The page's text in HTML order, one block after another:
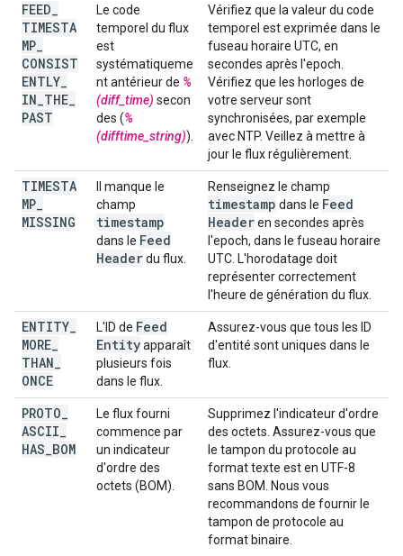
FEED
TIMESTA
MP
CONSIST
ENTLY
IN THE
PAST
Le code
temporel du flux
est
systématiqueme
nt antérieur de %
(diff_time) secon
des (%
(difftime_string)).
Vérifiez que la valeur du code
temporel est exprimée dans le
fuseau horaire UTC, en
secondes après l'epoch.
Vérifiez que les horloges de
votre serveur sont
synchronisées, par exemple
avec NTP. Veillez à mettre à
jour le flux régulièrement.
TIMESTA
MP
MISSING
Il manque le
champ
timestamp
dans le Feed
Headerdu flux.
Renseignez le champ
timestamp dans le Feed
Headeren secondes après
l'epoch, dans le fuseau horaire
UTC. L'horodatage doit
représenter correctement
l'heure de génération du flux.
ENTITY
MORE
THAN
ONCE
L'ID de Feed
Entityapparaît
plusieurs fois
dans le flux.
Assurez-vous que tous les ID
d'entité sont uniques dans le
flux.
PROTO
ASCII
HAS BOM
Le flux fourni
commence par
un indicateur
d'ordre des
octets (BOM).
Supprimez l'indicateur d'ordre
des octets. Assurez-vous que
le tampon du protocole au
format texte est en UTF-8
sans BOM. Nous vous
recommandons de fournir le
tampon de protocole au
format binaire.